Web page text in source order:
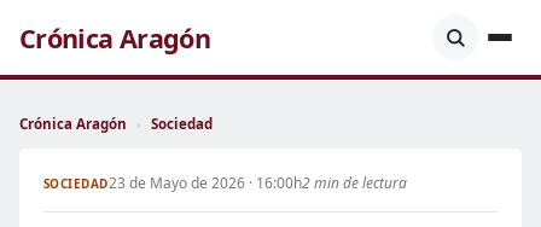
Crónica Aragón
Crónica Aragón › Sociedad
SOCIEDAD23 de Mayo de 2026 · 16:00h2 min de lectura